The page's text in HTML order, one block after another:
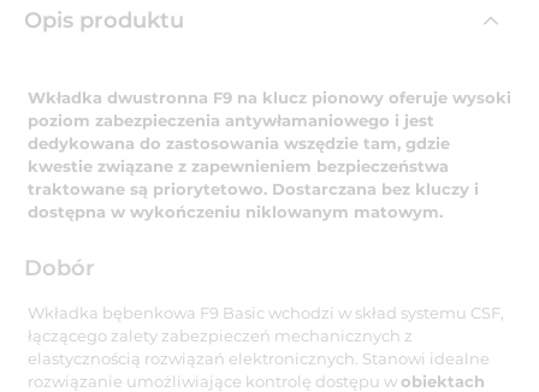
Opis produktu
Wkładka dwustronna F9 na klucz pionowy oferuje wysoki
poziom zabezpieczenia antywłamaniowego i jest
dedykowana do zastosowania wszędzie tam, gdzie
kwestie związane z zapewnieniem bezpieczeństwa
traktowane są priorytetowo. Dostarczana bez kluczy i
dostępna w wykończeniu niklowanym matowym.
Dobór
Wkładka bębenkowa F9 Basic wchodzi w skład systemu CSF,
łączącego zalety zabezpieczeń mechanicznych z
elastycznością rozwiązań elektronicznych. Stanowi idealne
rozwiązanie umożliwiające kontrolę dostępu wobiektach